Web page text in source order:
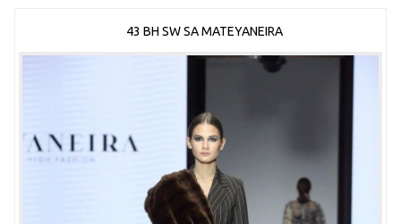
43 BH SW SA MATEYANEIRA